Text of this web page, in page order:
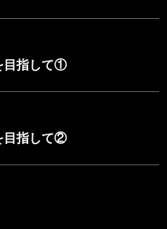
目指して①
目指して②